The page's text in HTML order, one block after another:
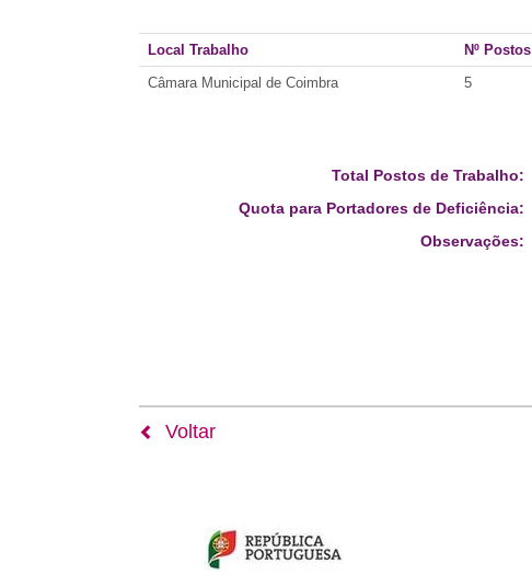
Local Trabalho Nº Postos
Câmara Municipal de Coimbra
5
Total Postos de Trabalho:
Quota para Portadores de Deficiência:
Observações:
Voltar